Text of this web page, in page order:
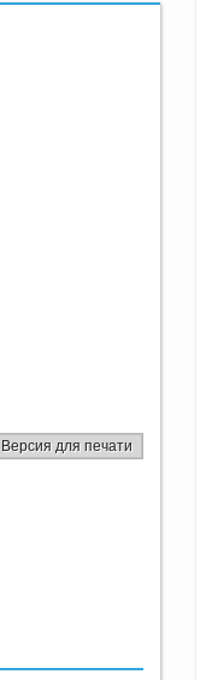
Версия для печати